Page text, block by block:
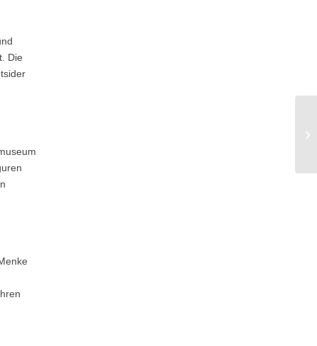
Die